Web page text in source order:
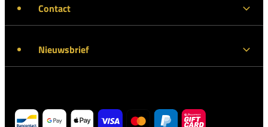
Contact
Nieuwsbrief